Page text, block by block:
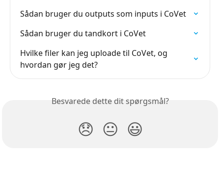
Sådan bruger du outputs som inputs i CoVet
Sådan bruger du tandkort i CoVet
Hvilke filer kan jeg uploade til CoVet, og
hvordan gør jeg det?
Besvarede dette dit spørgsmål?
😞 😐 😃